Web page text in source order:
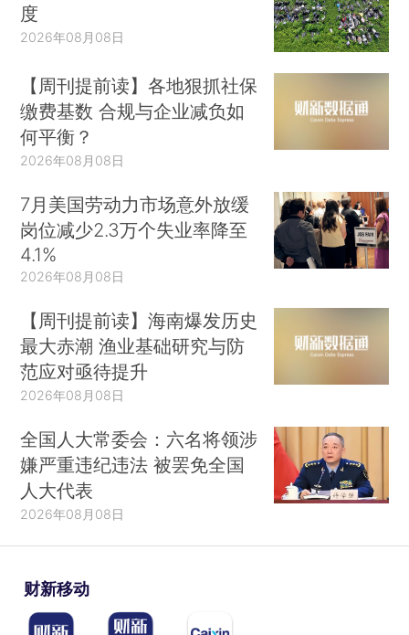
度
2026年08月08日
【周刊提前读】各地狠抓社保
缴费基数 合规与企业减负如
何平衡？
2026年08月08日
7月美国劳动力市场意外放缓
岗位减少2.3万个失业率降至
4.1%
2026年08月08日
【周刊提前读】海南爆发历史
最大赤潮 渔业基础研究与防
范应对亟待提升
2026年08月08日
全国人大常委会：六名将领涉
嫌严重违纪违法 被罢免全国
人大代表
2026年08月08日
财新移动